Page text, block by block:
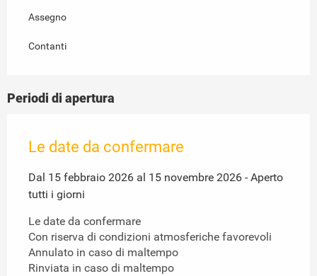
Assegno
Contanti
Periodi di apertura
Le date da confermare
Dal 15 febbraio 2026 al 15 novembre 2026 - Aperto
tutti i giorni
Le date da confermare
Con riserva di condizioni atmosferiche favorevoli
Annulato in caso di maltempo
Rinviata in caso di maltempo